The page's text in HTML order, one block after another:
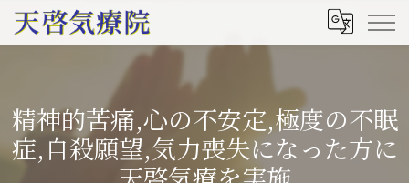
精神的苦痛,心の不安定,極度の不眠
症,自殺願望,気力喪失になった方に